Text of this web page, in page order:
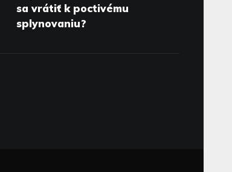
sa vrátiť k poctivému
splynovaniu?